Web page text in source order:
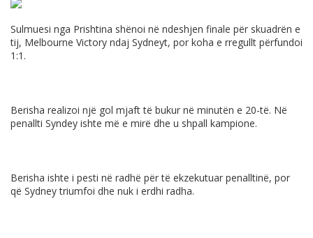
Sulmuesi nga Prishtina shënoi në ndeshjen finale për skuadrën e
tij, Melbourne Victory ndaj Sydneyt, por koha e rregullt përfundoi
1:1.
Berisha realizoi një gol mjaft të bukur në minutën e 20-të. Në
penallti Syndey ishte më e mirë dhe u shpall kampione.
Berisha ishte i pesti në radhë për të ekzekutuar penalltinë, por
që Sydney triumfoi dhe nuk i erdhi radha.